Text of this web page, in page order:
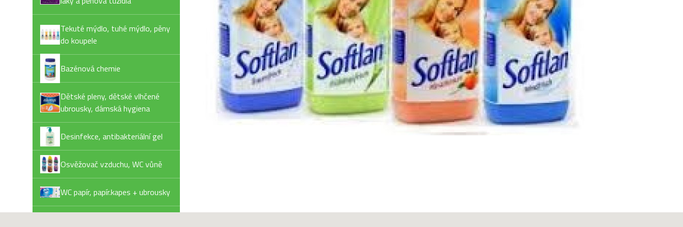
Tekuté mýdlo, tuhé mýdlo, pěny
do koupele
Bazénová chemie
Dětské pleny, dětské vlhčené
ubrousky, dámská hygiena
Desinfekce, antibakteriální gel
Osvěžovač vzduchu, WC vůně
WC papír, papír.kapes + ubrousky